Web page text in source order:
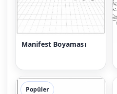
Manifest Boyaması
Popüler